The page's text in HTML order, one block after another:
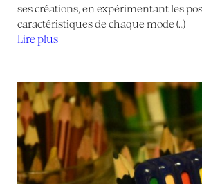
ses créations, en expérimentant les
caractéristiques de chaque mode (…)
Lire plus